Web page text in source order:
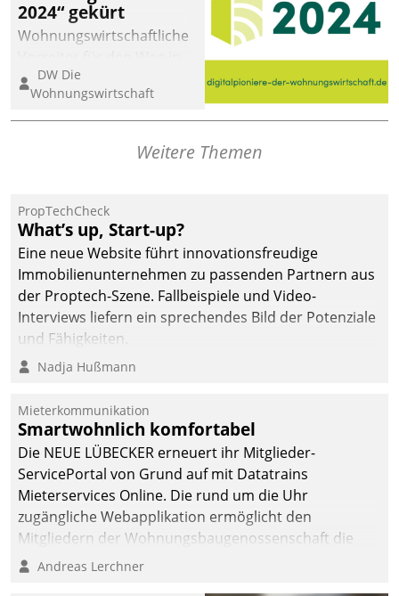
2024“ gekürt
Wohnungswirtschaftliche
eine digitale Zukunft zu
finden, ist das Ziel des
Awards „Digitalpioniere
Wohnungswirtschaft“.
dafür ein Team
bestehend aus
Wohnungsunternehmen
und PropTech.
DW Die
Wohnungswirtschaft
Weitere Themen
PropTechCheck
What’s up, Start-up?
Eine neue Website führt innovationsfreudige
Immobilienunternehmen zu passenden Partnern aus
der Proptech-Szene. Fallbeispiele und Video-
Interviews liefern ein sprechendes Bild der Potenziale
und Fähigkeiten.
Nadja Hußmann
Mieterkommunikation
Smartwohnlich komfortabel
Die NEUE LÜBECKER erneuert ihr Mitglieder-
ServicePortal von Grund auf mit Datatrains
Mieterservices Online. Die rund um die Uhr
zugängliche Webapplikation ermöglicht den
Mitgliedern der Wohnungs­bau­genossenschaft die
Kontaktaufnahme per Smartphone, Tablet oder PC.
Andreas Lerchner